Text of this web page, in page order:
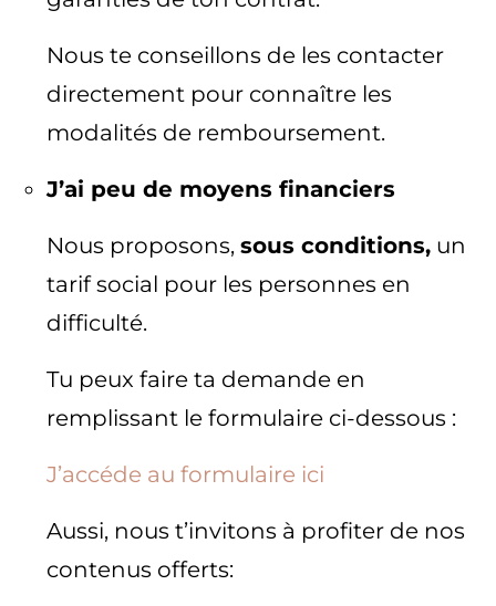
Nous te conseillons de les contacter
directement pour connaître les
modalités de remboursement.
J’ai peu de moyens financiers
Nous proposons, sous conditions, un
tarif social pour les personnes en
difficulté.
Tu peux faire ta demande en
remplissant le formulaire ci-dessous :
J’accéde au formulaire ici
Aussi, nous t’invitons à profiter de nos
contenus offerts: